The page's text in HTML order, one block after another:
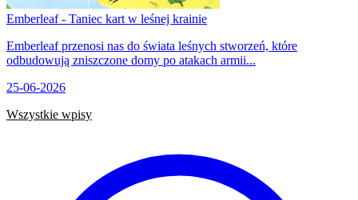
Emberleaf - Taniec kart w leśnej krainie
Emberleaf przenosi nas do świata leśnych stworzeń, które
odbudowują zniszczone domy po atakach armii...
25-06-2026
Wszystkie wpisy